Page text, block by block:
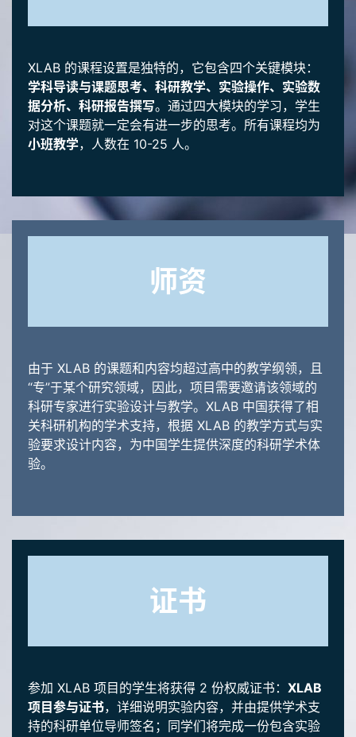
XLAB 的课程设置是独特的，它包含四个关键模块：
学科导读与课题思考、科研教学、实验操作、实验数
据分析、科研报告撰写。通过四大模块的学习，学生
对这个课题就一定会有进一步的思考。所有课程均为
小班教学，人数在 10-25 人。
师资
由于 XLAB 的课题和内容均超过高中的教学纲领，且
“专”于某个研究领域，因此，项目需要邀请该领域的
科研专家进行实验设计与教学。XLAB 中国获得了相
关科研机构的学术支持，根据 XLAB 的教学方式与实
验要求设计内容，为中国学生提供深度的科研学术体
验。
参加 XLAB 项目的学生将获得 2 份权威证书： XLAB
项目参与证书，详细说明实验内容，并由提供学术支
持的科研单位导师签名；同学们将完成一份包含实验
证书